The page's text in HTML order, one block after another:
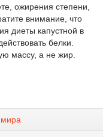
ожирения степени,
внимание, что
диеты капустной в
белки.
массу, а не жир.